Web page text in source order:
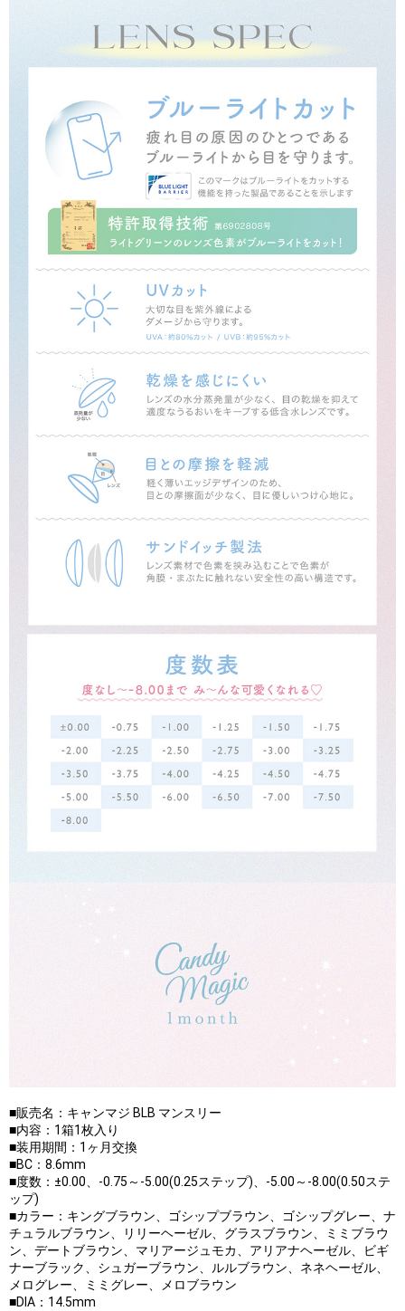
■販売名：キャンマジ BLB マンスリー
■内容：1箱1枚入り
■装用期間：1ヶ月交換
■BC：8.6mm
■度数：±0.00、-0.75～-5.00(0.25ステップ)、-5.00～-8.00(0.50ステ
ップ)
■カラー：キングブラウン、ゴシップブラウン、ゴシップグレー、ナ
チュラルブラウン、リリーヘーゼル、グラスブラウン、ミミブラウ
ン、デートブラウン、マリアージュモカ、アリアナヘーゼル、ビギ
ナーブラック、シュガーブラウン、ルルブラウン、ネネヘーゼル、
メログレー、ミミグレー、メロブラウン
■DIA：14.5mm